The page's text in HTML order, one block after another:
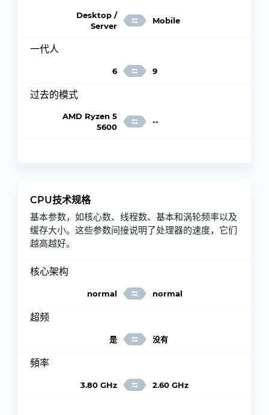
Desktop /
Server
Mobile
一代人
6 9
过去的模式
AMD Ryzen 5
5600
--
CPU技术规格
基本参数，如核心数、线程数、基本和涡轮频率以及
缓存大小。这些参数间接说明了处理器的速度，它们
越高越好。
核心架构
normal normal
超频
是 没有
頻率
3.80 GHz 2.60 GHz